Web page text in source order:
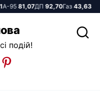
81,07ДП92,70Газ43,63 🌤️
подій!